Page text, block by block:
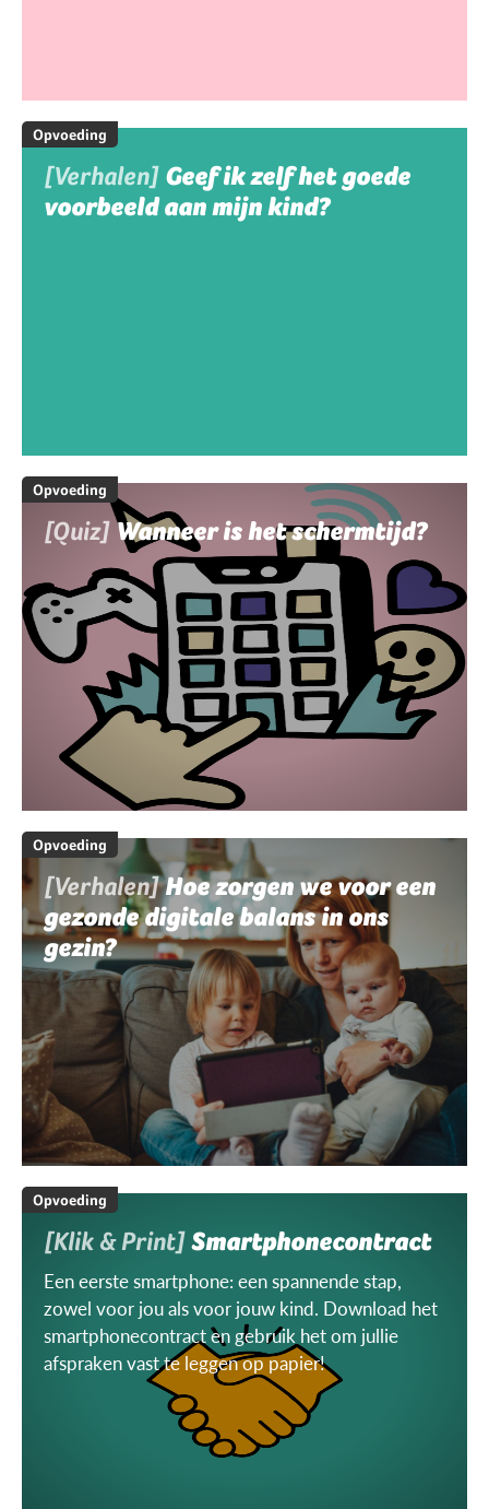
Opvoeding
[Verhalen] Geef ik zelf het goede
voorbeeld aan mijn kind?
Opvoeding
[Quiz] Wanneer is het schermtijd?
Opvoeding
[Verhalen]Hoe zorgen we voor een
gezonde digitale balans in ons
gezin?
Opvoeding
[Klik & Print]Smartphonecontract
Een eerste smartphone: een spannende stap,
zowel voor jou als voor jouw kind. Download het
smartphonecontract en gebruik het om jullie
afspraken vast te leggen op papier!